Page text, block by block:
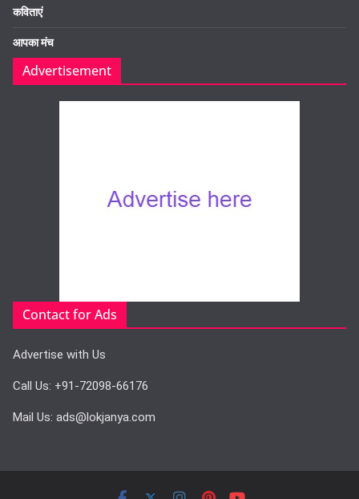
कविताएं
आपका मंच
Advertisement
Contact for Ads
Advertise with Us
Call Us: +91-72098-66176
Mail Us: ads@lokjanya.com